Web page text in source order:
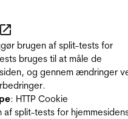
brugen af split-tests for
bruges til at måle de
og gennem ændringer
: HTTP Cookie
split-tests for